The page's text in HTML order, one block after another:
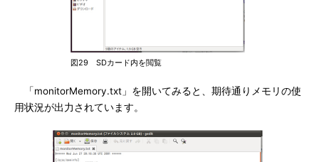
図29 SDカード内を閲覧
「monitorMemory.txt」を開いてみると、期待通りメモリの使
用状況が出力されています。